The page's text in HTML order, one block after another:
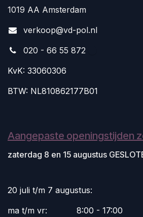
1019 AA Amsterdam
verkoop@vd-pol.nl
020 - 66 55 872
KvK: 33060306
BTW: NL810862177B01
Aangepaste openingstijden
zaterdag 8 en 15 augustus
20 juli t/m 7 augustus:
ma t/m vr:
​8:00 - 17:00